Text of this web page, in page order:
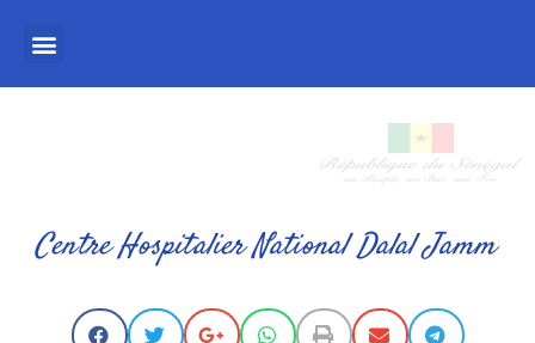
Centre Hospitalier National Dalal Jamm